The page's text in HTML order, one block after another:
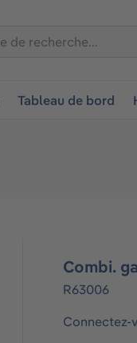
Tableau de bord
Combi.
R63006
Connectez-